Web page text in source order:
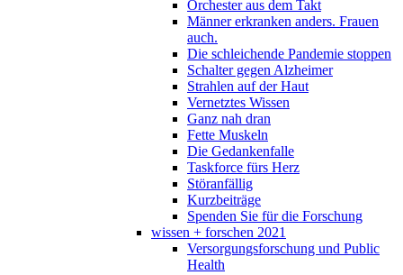
Orchester aus dem Takt
Männer erkranken anders. Frauen
auch.
Die schleichende Pandemie stoppen
Schalter gegen Alzheimer
Strahlen auf der Haut
Vernetztes Wissen
Ganz nah dran
Fette Muskeln
Die Gedankenfalle
Taskforce fürs Herz
Störanfällig
Kurzbeiträge
Spenden Sie für die Forschung
wissen + forschen 2021
Versorgungsforschung und Public
Health